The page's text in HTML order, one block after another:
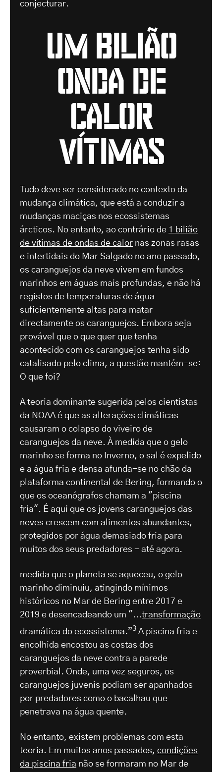
conjecturar.
um bilião
onda de
calor
vítimas
Tudo deve ser considerado no contexto da
mudança climática, que está a conduzir a
mudanças maciças nos ecossistemas
árcticos. No entanto, ao contrário de 1 bilião
de vítimas de ondas de calor nas zonas rasas
e intertidais do Mar Salgado no ano passado,
os caranguejos da neve vivem em fundos
marinhos em águas mais profundas, e não há
registos de temperaturas de água
suficientemente altas para matar
directamente os caranguejos. Embora seja
provável que o que quer que tenha
acontecido com os caranguejos tenha sido
catalisado pelo clima, a questão mantém-se:
O que foi?
A teoria dominante sugerida pelos cientistas
da NOAA é que as alterações climáticas
causaram o colapso do viveiro de
caranguejos da neve. À medida que o gelo
marinho se forma no Inverno, o sal é expelido
e a água fria e densa afunda-se no chão da
plataforma continental de Bering, formando o
que os oceanógrafos chamam a "piscina
fria". É aqui que os jovens caranguejos das
neves crescem com alimentos abundantes,
protegidos por água demasiado fria para
muitos dos seus predadores - até agora.
medida que o planeta se aqueceu, o gelo
marinho diminuiu, atingindo mínimos
históricos no Mar de Bering entre 2017 e
2019 e desencadeando um "...transformação
dramática do ecossistema.”3 A piscina fria e
encolhida encostou as costas dos
caranguejos da neve contra a parede
proverbial. Onde, uma vez seguros, os
caranguejos juvenis podiam ser apanhados
por predadores como o bacalhau que
penetrava na água quente.
No entanto, existem problemas com esta
teoria. Em muitos anos passados, condições
da piscina fria não se formaram no Mar de